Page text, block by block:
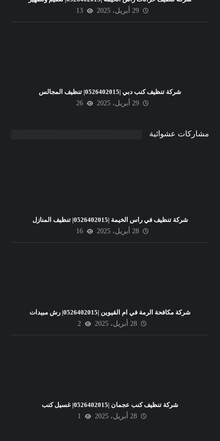
29 أبريل، 2025
13
شركة تنظيف كنب دبي |0526402015| تنظيف المجالس
29 أبريل، 2025
26
مشاركات عشوائية
شركة تنظيف في راس الخيمة |0526402015| تنظيف المنازل
28 أبريل، 2025
16
شركة مكافحة الرمة في ام القيوين |0526402015| رش مبيدات
28 أبريل، 2025
2
شركة تنظيف كنب عجمان |0526402015| غسيل كنب
28 أبريل، 2025
1